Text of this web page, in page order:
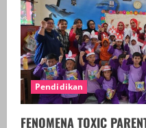
Pendidikan
FENOMENA TOXIC